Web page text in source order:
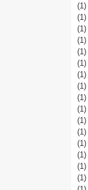
(1)
(1)
(1)
(1)
(1)
(1)
(1)
(1)
(1)
(1)
(1)
(1)
(1)
(1)
(1)
(1)